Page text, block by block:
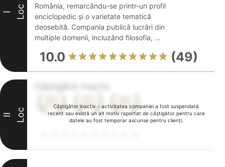
I Loc
România, remarcându-se printr-un profil
enciclopedic și o varietate tematică
deosebită. Compania publică lucrări din
multiple domenii, incluzând filosofia, ...
10.0 (49)
Câștigător inactiv - activitatea companiei a fost suspendată
recent sau există un alt motiv raportat de câștigător pentru care
datele au fost temporar ascunse pentru clienți.
II Loc